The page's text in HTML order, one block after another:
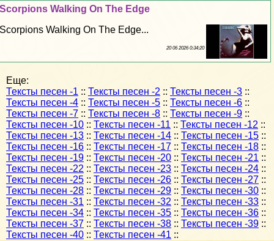
Scorpions Walking On The Edge
Scorpions Walking On The Edge...
20 06 2026 0:34:20
Еще:
Тексты песен -1 :: Тексты песен -2 :: Тексты песен -3 ::
Тексты песен -4 :: Тексты песен -5 :: Тексты песен -6 ::
Тексты песен -7 :: Тексты песен -8 :: Тексты песен -9 ::
Тексты песен -10 :: Тексты песен -11 :: Тексты песен -12 ::
Тексты песен -13 :: Тексты песен -14 :: Тексты песен -15 ::
Тексты песен -16 :: Тексты песен -17 :: Тексты песен -18 ::
Тексты песен -19 :: Тексты песен -20 :: Тексты песен -21 ::
Тексты песен -22 :: Тексты песен -23 :: Тексты песен -24 ::
Тексты песен -25 :: Тексты песен -26 :: Тексты песен -27 ::
Тексты песен -28 :: Тексты песен -29 :: Тексты песен -30 ::
Тексты песен -31 :: Тексты песен -32 :: Тексты песен -33 ::
Тексты песен -34 :: Тексты песен -35 :: Тексты песен -36 ::
Тексты песен -37 :: Тексты песен -38 :: Тексты песен -39 ::
Тексты песен -40 :: Тексты песен -41 ::